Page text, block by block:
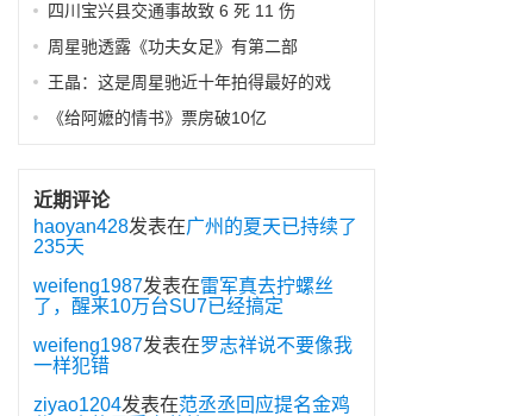
四川宝兴县交通事故致 6 死 11 伤
周星驰透露《功夫女足》有第二部
王晶：这是周星驰近十年拍得最好的戏
《给阿嬷的情书》票房破10亿
近期评论
haoyan428发表在广州的夏天已持续了
235天
weifeng1987发表在雷军真去拧螺丝
了，醒来10万台SU7已经搞定
weifeng1987发表在罗志祥说不要像我
一样犯错
ziyao1204发表在范丞丞回应提名金鸡